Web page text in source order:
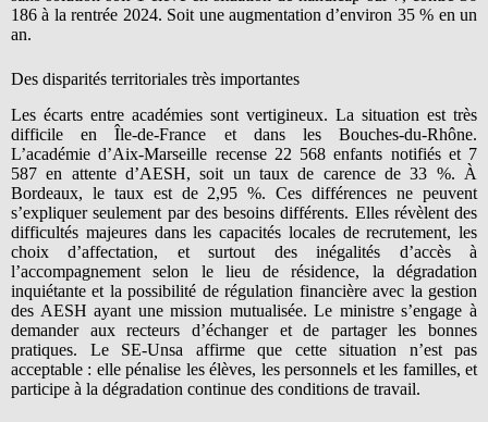
186 à la rentrée 2024. Soit une augmentation d’environ 35 % en un
an.
Des disparités territoriales très importantes
Les écarts entre académies sont vertigineux. La situation est très
difficile en Île-de-France et dans les Bouches-du-Rhône.
L’académie d’Aix‑Marseille recense 22 568 enfants notifiés et 7
587 en attente d’AESH, soit un taux de carence de 33 %. À
Bordeaux, le taux est de 2,95 %. Ces différences ne peuvent
s’expliquer seulement par des besoins différents. Elles révèlent des
difficultés majeures dans les capacités locales de recrutement, les
choix d’affectation, et surtout des inégalités d’accès à
l’accompagnement selon le lieu de résidence, la dégradation
inquiétante et la possibilité de régulation financière avec la gestion
des AESH ayant une mission mutualisée. Le ministre s’engage à
demander aux recteurs d’échanger et de partager les bonnes
pratiques. Le SE-Unsa affirme que cette situation n’est pas
acceptable : elle pénalise les élèves, les personnels et les familles, et
participe à la dégradation continue des conditions de travail.